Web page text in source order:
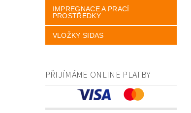
IMPREGNACE A PRACÍ
PROSTŘEDKY
VLOŽKY SIDAS
PŘIJÍMÁME ONLINE PLATBY